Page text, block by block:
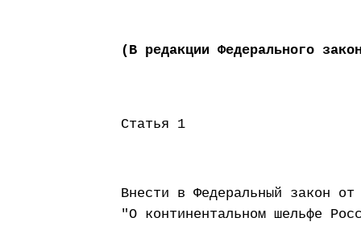
(В редакции Федерального
Статья 1
Внести в Федеральный закон
"О континентальном шельфе